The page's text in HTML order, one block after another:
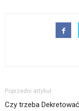
Poprzedni artykuł
Czy trzeba